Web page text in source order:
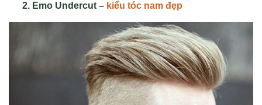
Emo Undercut – kiểu tóc nam đẹp